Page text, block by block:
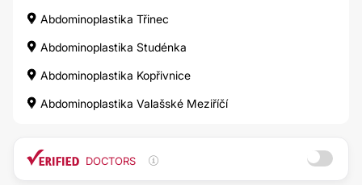
Abdominoplastika Třinec
Abdominoplastika Studénka
Abdominoplastika Kopřivnice
Abdominoplastika Valašské Meziříčí
DOCTORS